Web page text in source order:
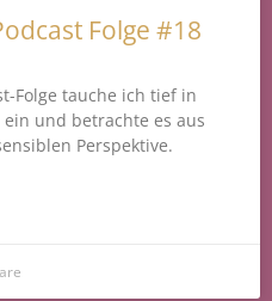
Folge #18
Folge tauche ich tief in
ein und betrachte es aus
Perspektive.